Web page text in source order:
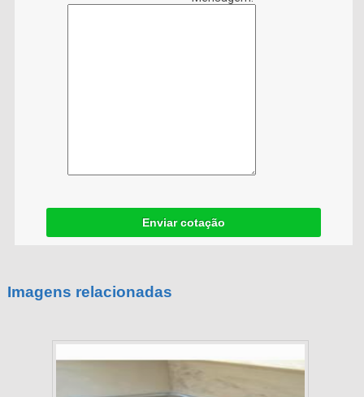
Enviar cotação
Imagens relacionadas